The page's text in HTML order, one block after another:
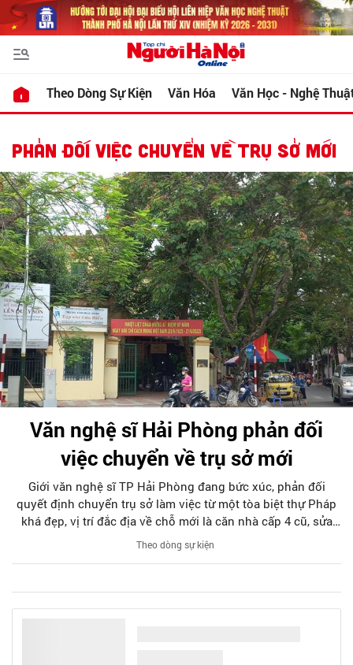
Theo Dòng Sự Kiện Văn Hóa Văn Học - Nghệ
PHẢN ĐỐI VIỆC CHUYỂN VỀ TRỤ SỞ MỚI
Văn nghệ sĩ Hải Phòng phản đối
việc chuyển về trụ sở mới
Giới văn nghệ sĩ TP Hải Phòng đang bức xúc, phản đối
quyết định chuyển trụ sở làm việc từ một tòa biệt thự Pháp
khá đẹp, vị trí đắc địa về chỗ mới là căn nhà cấp 4 cũ, sửa
chữa lại.
Theo dòng sự kiện